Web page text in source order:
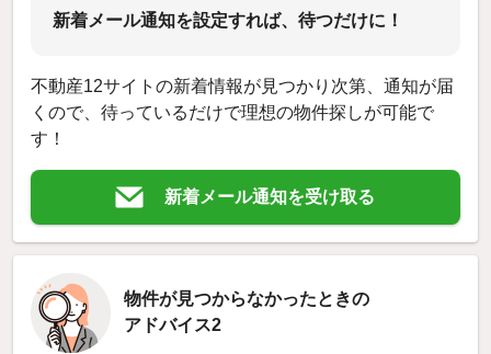
新着メール通知を設定すれば、待つだけに！
不動産12サイトの新着情報が見つかり次第、通知が届
くので、待っているだけで理想の物件探しが可能で
す！
新着メール通知を受け取る
物件が見つからなかったときの
アドバイス2